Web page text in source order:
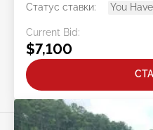
Статус ставки:
You
Current Bid:
$7,100